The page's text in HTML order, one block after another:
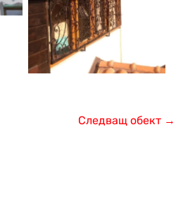
Следващ обект →